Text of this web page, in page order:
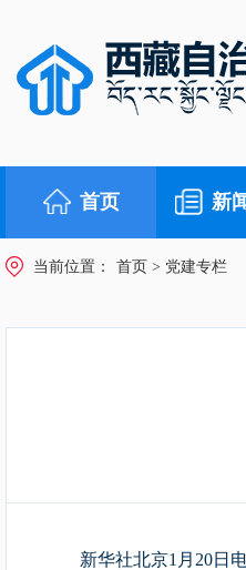
首页 新
当前位置： 首页 > 党建专栏
新华社北京1月20日